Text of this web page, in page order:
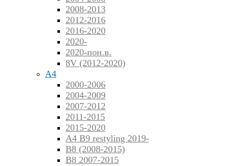
2008-2013
2012-2016
2016-2020
2020-
2020-пон.в.
8V (2012-2020)
A4
2000-2006
2004-2009
2007-2012
2011-2015
2015-2020
A4 B9 restyling 2019-
B8 (2008-2015)
B8 2007-2015